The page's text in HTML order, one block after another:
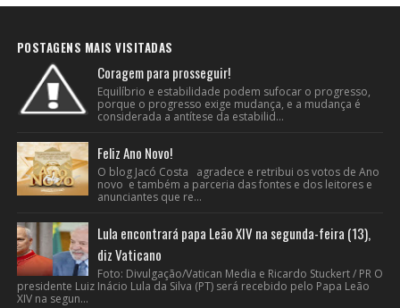
POSTAGENS MAIS VISITADAS
Coragem para prosseguir!
Equilíbrio e estabilidade podem sufocar o progresso,
porque o progresso exige mudança, e a mudança é
considerada a antítese da estabilid...
Feliz Ano Novo!
O blog Jacó Costa agradece e retribui os votos de Ano
novo e também a parceria das fontes e dos leitores e
anunciantes que re...
Lula encontrará papa Leão XIV na segunda-feira (13),
diz Vaticano
Foto: Divulgação/Vatican Media e Ricardo Stuckert / PR O
presidente Luiz Inácio Lula da Silva (PT) será recebido pelo Papa Leão
XIV na segun...